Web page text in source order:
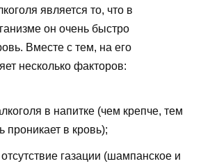
является то, что в
он очень быстро
Вместе с тем, на его
несколько факторов:
в напитке (чем крепче, тем
проникает в кровь);
газации (шампанское и